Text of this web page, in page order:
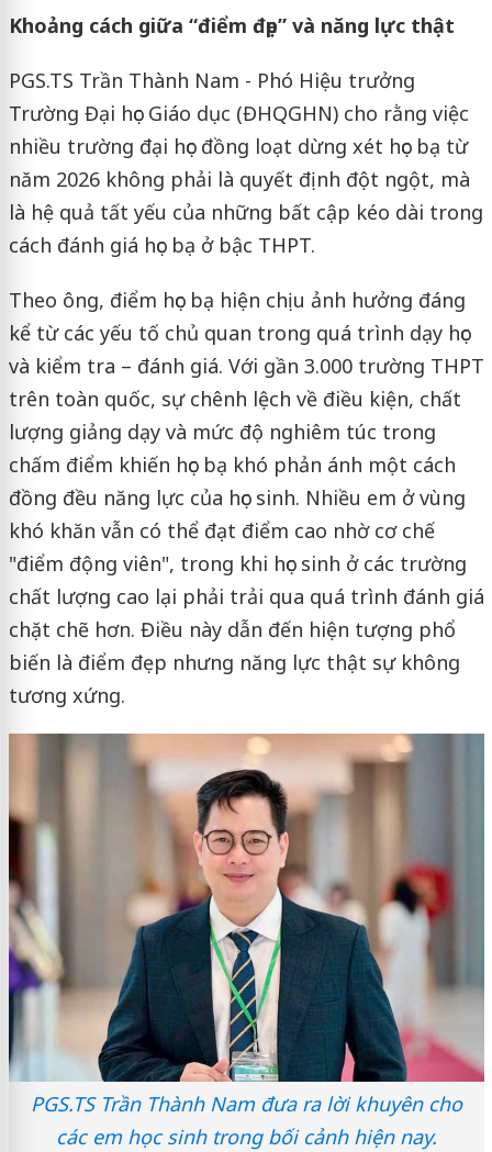
Khoảng cách giữa “điểm đẹp” và năng lực thật
PGS.TS Trần Thành Nam - Phó Hiệu trưởng
Trường Đại học Giáo dục (ĐHQGHN) cho rằng việc
nhiều trường đại học đồng loạt dừng xét học bạ từ
năm 2026 không phải là quyết định đột ngột, mà
là hệ quả tất yếu của những bất cập kéo dài trong
cách đánh giá học bạ ở bậc THPT.
Theo ông, điểm học bạ hiện chịu ảnh hưởng đáng
kể từ các yếu tố chủ quan trong quá trình dạy học
và kiểm tra – đánh giá. Với gần 3.000 trường THPT
trên toàn quốc, sự chênh lệch về điều kiện, chất
lượng giảng dạy và mức độ nghiêm túc trong
chấm điểm khiến học bạ khó phản ánh một cách
đồng đều năng lực của học sinh. Nhiều em ở vùng
khó khăn vẫn có thể đạt điểm cao nhờ cơ chế
"điểm động viên", trong khi học sinh ở các trường
chất lượng cao lại phải trải qua quá trình đánh giá
chặt chẽ hơn. Điều này dẫn đến hiện tượng phổ
biến là điểm đẹp nhưng năng lực thật sự không
tương xứng.
PGS.TS Trần Thành Nam đưa ra lời khuyên cho
các em học sinh trong bối cảnh hiện nay.